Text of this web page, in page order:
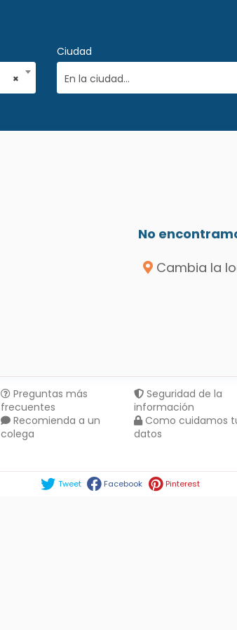
×
Ciudad
En la ciudad...
No
Cambia la
Preguntas más
frecuentes
Recomienda a un
colega
Seguridad de la
información
Como cuidamos
datos
Tweet Facebook Pinterest